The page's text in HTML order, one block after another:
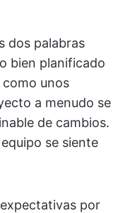
dos palabras
bien planificado
unos
a menudo se
de cambios.
se siente
por